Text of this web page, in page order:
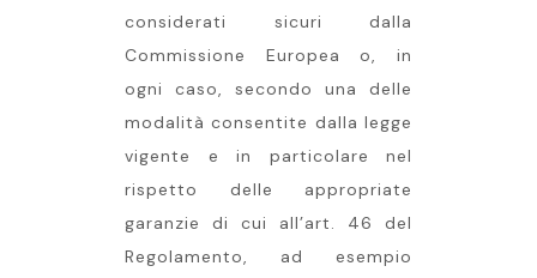
considerati sicuri dalla
Commissione Europea o, in
ogni caso, secondo una delle
modalità consentite dalla legge
vigente e in particolare nel
rispetto delle appropriate
garanzie di cui all’art. 46 del
Regolamento, ad esempio